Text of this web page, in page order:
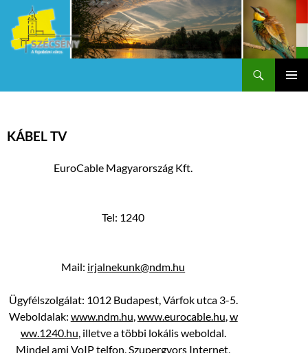
KÁBEL TV
EuroCable Magyarország Kft.
Tel: 1240
Mail: irjalnekunk@ndm.hu
Ügyfélszolgálat: 1012 Budapest, Várfok utca 3-5.
Weboldalak: www.ndm.hu,www.eurocable.hu,w
ww.1240.hu, illetve a többi lokális weboldal.
Mindel ami VoIP telfon, Szupergyors Internet,